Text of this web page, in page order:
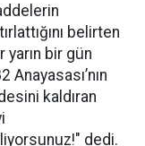
belirten
yarın bir gün
kaldıran
dedi.